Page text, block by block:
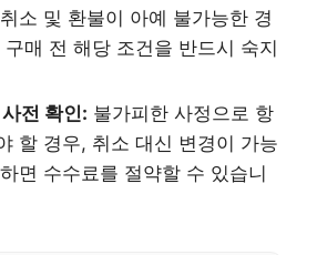
소 및 환불이 아예 불가능한 경
매 전 해당 조건을 반드시 숙지
전 확인: 불가피한 사정으로 항
할 경우, 취소 대신 변경이 가능
면 수수료를 절약할 수 있습니